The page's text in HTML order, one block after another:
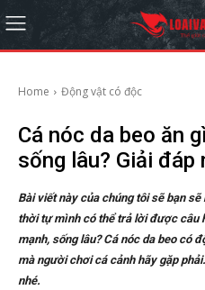
Home Động vật có độc
Cá nóc da beo ăn
sống lâu? Giải đáp
Bài viết này của chúng tôi sẽ bạn
thời tự mình có thể trả lời được câu
mạnh, sống lâu? Cá nóc da beo có
mà người chơi cá cảnh hãy gặp
nhé.